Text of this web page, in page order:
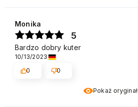
Pokaż oryginał
Monika
5
Bardzo dobry kuter
10/13/2023
0
0